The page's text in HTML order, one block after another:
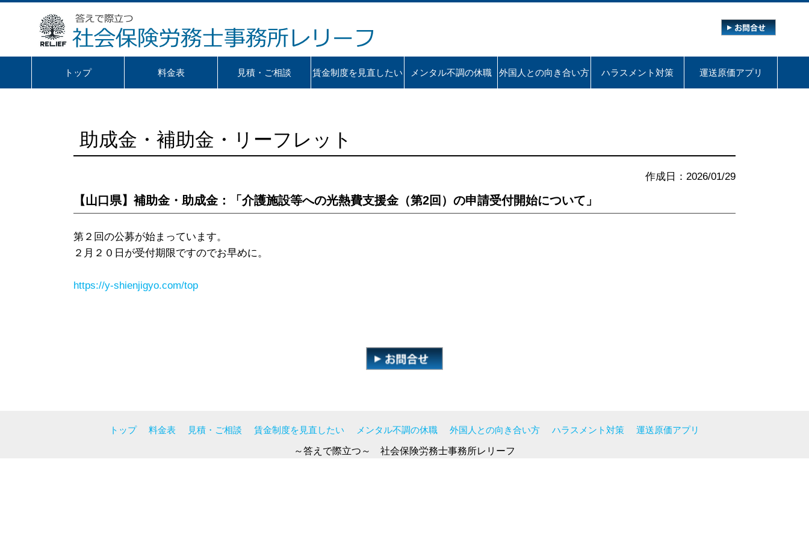
トップ 料金表 見積・ご相談 賃金制度を見直したい メンタル不調の休職 外国人との向き合い方 ハラスメント対策 運送原価アプリ
助成金・補助金・リーフレット
作成日：2026/01/29
【山口県】補助金・助成金：「介護施設等への光熱費支援金（第2回）の申請受付開始について」
第２回の公募が始まっています。
２月２０日が受付期限ですのでお早めに。
https://y-shienjigyo.com/top
トップ 料金表 見積・ご相談 賃金制度を見直したい メンタル不調の休職 外国人との向き合い方 ハラスメント対策 運送原価アプリ
～答えで際立つ～ 社会保険労務士事務所レリーフ